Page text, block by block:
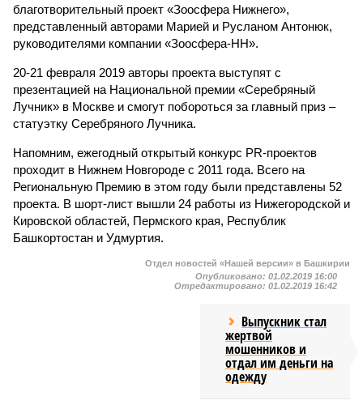
благотворительный проект «Зоосфера Нижнего»,
представленный авторами Марией и Русланом Антонюк,
руководителями компании «Зоосфера-НН».
20-21 февраля 2019 авторы проекта выступят с
презентацией на Национальной премии «Серебряный
Лучник» в Москве и смогут побороться за главный приз –
статуэтку Серебряного Лучника.
Напомним, ежегодный открытый конкурс PR-проектов
проходит в Нижнем Новгороде с 2011 года. Всего на
Региональную Премию в этом году были представлены 52
проекта. В шорт-лист вышли 24 работы из Нижегородской и
Кировской областей, Пермского края, Республик
Башкортостан и Удмуртия.
Отдел новостей «Нашей версии» в Башкирии
Опубликовано: 01.02.2019 16:00
Отредактировано: 01.02.2019 16:42
Выпускник стал
жертвой
мошенников и
отдал им деньги на
одежду